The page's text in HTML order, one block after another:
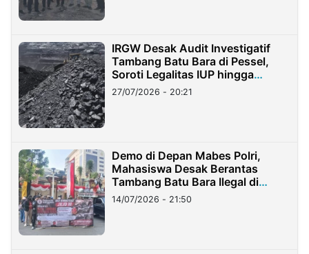
IRGW Desak Audit Investigatif
Tambang Batu Bara di Pessel,
Soroti Legalitas IUP hingga
Stockpile
27/07/2026 - 20:21
Demo di Depan Mabes Polri,
Mahasiswa Desak Berantas
Tambang Batu Bara Ilegal di
Lampung
14/07/2026 - 21:50